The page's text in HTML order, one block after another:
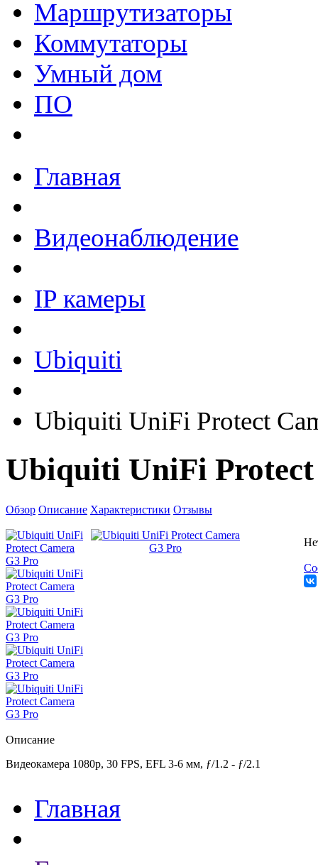
Маршрутизаторы
Коммутаторы
Умный дом
ПО
Главная
Видеонаблюдение
IP камеры
Ubiquiti
Ubiquiti UniFi Protect
Ubiquiti UniFi
Обзор Описание Характеристики Отзывы
Описание
Видеокамера 1080p, 30 FPS, EFL 3-6 мм, ƒ/1.2 - ƒ/2.1
Главная